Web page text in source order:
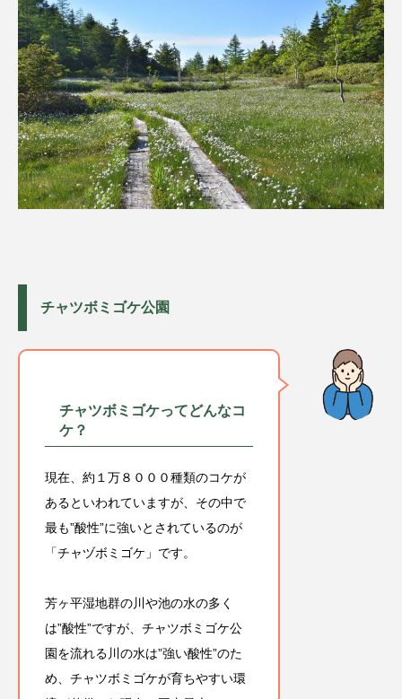
チャツボミゴケ公園
チャツボミゴケってどんなコ
ケ？
現在、約１万８０００種類のコケが
あるといわれていますが、その中で
最も”酸性”に強いとされているのが
「チャヅボミゴケ」です。
芳ヶ平湿地群の川や池の水の多く
は”酸性”ですが、チャツボミゴケ公
園を流れる川の水は”強い酸性”のた
め、チャツボミゴケが育ちやすい環